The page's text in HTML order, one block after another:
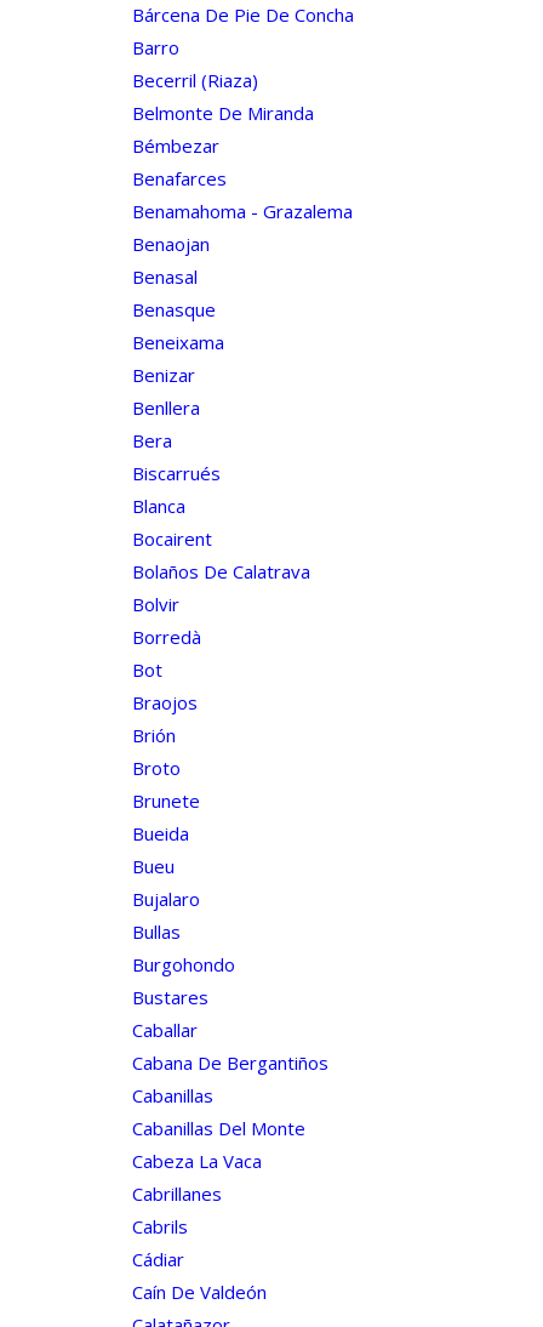
Bárcena De Pie De Concha
Barro
Becerril (riaza)
Belmonte De Miranda
Bémbezar
Benafarces
Benamahoma - Grazalema
Benaojan
Benasal
Benasque
Beneixama
Benizar
Benllera
Bera
Biscarrués
Blanca
Bocairent
Bolaños De Calatrava
Bolvir
Borredà
Bot
Braojos
Brión
Broto
Brunete
Bueida
Bueu
Bujalaro
Bullas
Burgohondo
Bustares
Caballar
Cabana De Bergantiños
Cabanillas
Cabanillas Del Monte
Cabeza La Vaca
Cabrillanes
Cabrils
Cádiar
Caín De Valdeón